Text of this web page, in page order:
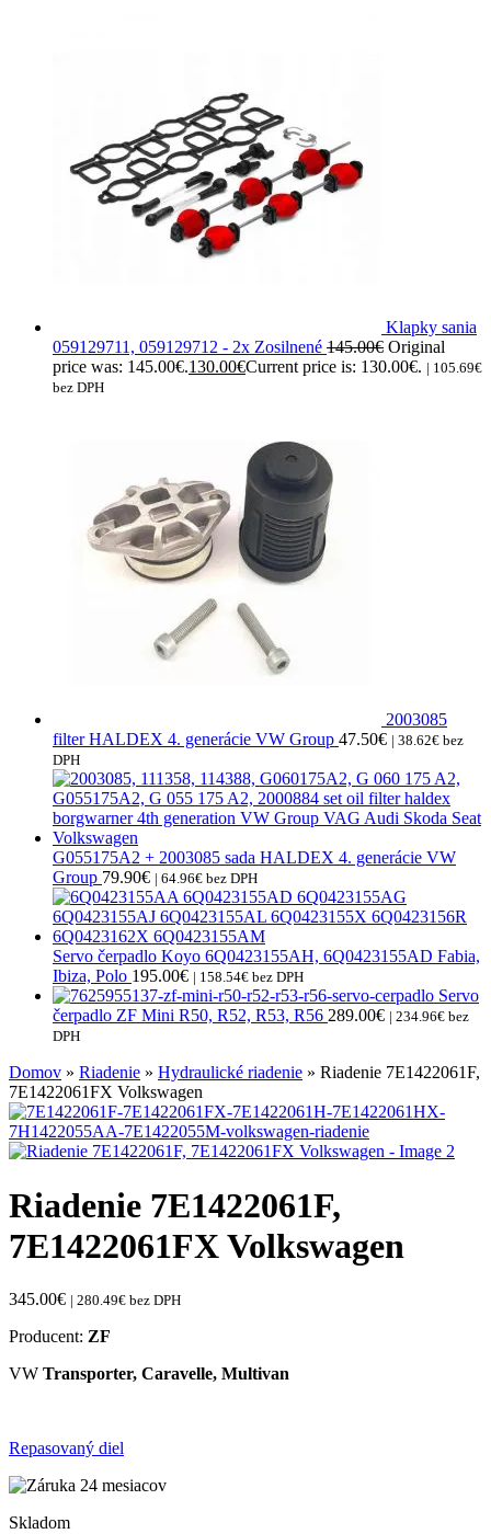
Klapky sania
059129711, 059129712 - 2x Zosilnené 145.00€ Original
price was: 145.00€.130.00€Current price is: 130.00€. | 105.69€
bez DPH
2003085
filter HALDEX 4. generácie VW Group 47.50€ | 38.62€ bez
DPH
G055175A2 + 2003085 sada HALDEX 4. generácie VW
Group 79.90€ | 64.96€ bez DPH
Servo čerpadlo Koyo 6Q0423155AH, 6Q0423155AD Fabia,
Ibiza, Polo 195.00€ | 158.54€ bez DPH
Servo
čerpadlo ZF Mini R50, R52, R53, R56 289.00€ | 234.96€ bez
DPH
Domov » Riadenie » Hydraulické riadenie » Riadenie 7E1422061F,
7E1422061FX Volkswagen
Riadenie 7E1422061F,
7E1422061FX Volkswagen
345.00€ | 280.49€ bez DPH
Producent: ZF
VW Transporter, Caravelle, Multivan
Repasovaný diel
Skladom